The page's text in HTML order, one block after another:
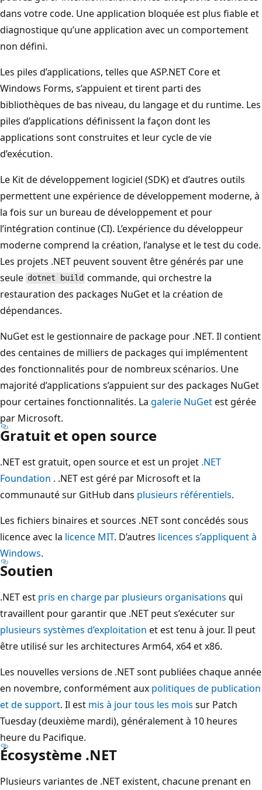
dans votre code. Une application bloquée est plus fiable et
diagnostique qu’une application avec un comportement
non défini.
Les piles d’applications, telles que ASP.NET Core et
Windows Forms, s’appuient et tirent parti des
bibliothèques de bas niveau, du langage et du runtime. Les
piles d’applications définissent la façon dont les
applications sont construites et leur cycle de vie
d’exécution.
Le Kit de développement logiciel (SDK) et d’autres outils
permettent une expérience de développement moderne, à
la fois sur un bureau de développement et pour
l’intégration continue (CI). L’expérience du développeur
moderne comprend la création, l’analyse et le test du code.
Les projets .NET peuvent souvent être générés par une
seule dotnet build commande, qui orchestre la
restauration des packages NuGet et la création de
dépendances.
NuGet est le gestionnaire de package pour .NET. Il contient
des centaines de milliers de packages qui implémentent
des fonctionnalités pour de nombreux scénarios. Une
majorité d’applications s’appuient sur des packages NuGet
pour certaines fonctionnalités. La galerie NuGetest gérée
par Microsoft.
Gratuit et open source
.NET est gratuit, open source et est un projet .NET
Foundation . .NET est géré par Microsoft et la
communauté sur GitHub dans plusieurs référentiels.
Les fichiers binaires et sources .NET sont concédés sous
licence avec la licence MIT. D’autres licences s’appliquent à
Windows.
Soutien
.NET est pris en charge par plusieurs organisations qui
travaillent pour garantir que .NET peut s’exécuter sur
plusieurs systèmes d’exploitation et est tenu à jour. Il peut
être utilisé sur les architectures Arm64, x64 et x86.
Les nouvelles versions de .NET sont publiées chaque année
en novembre, conformément aux politiques de publication
et de support. Il est mis à jour tous les mois sur Patch
Tuesday (deuxième mardi), généralement à 10 heures
heure du Pacifique.
Écosystème .NET
Plusieurs variantes de .NET existent, chacune prenant en